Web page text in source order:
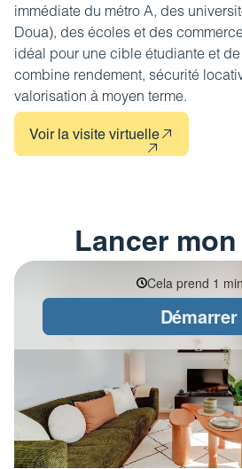
immédiate du métro A, des
Doua), des écoles et des
idéal pour une cible étudiante et
combine rendement, sécurité
valorisation à moyen terme.
Voir la visite virtuelle
Lancer mon